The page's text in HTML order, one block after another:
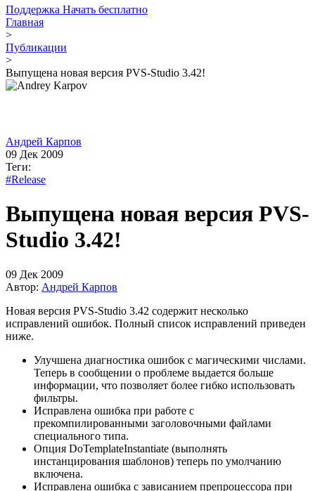
Поддержка Начать бесплатно
Главная
>
Публикации
>
Выпущена новая версия PVS-Studio 3.42!
Андрей Карпов
09 Дек 2009
Теги:
#Release
Выпущена новая версия PVS-
Studio 3.42!
09 Дек 2009
Автор: Андрей Карпов
Новая версия PVS-Studio 3.42 содержит несколько
исправлений ошибок. Полный список исправлений приведен
ниже.
Улучшена диагностика ошибок с магическими числами.
Теперь в сообщении о проблеме выдается больше
информации, что позволяет более гибко использовать
фильтры.
Исправлена ошибка при работе с
прекомпилированными заголовочными файлами
специального типа.
Опция DoTemplateInstantiate (выполнять
инстанцирования шаблонов) теперь по умолчанию
включена.
Исправлена ошибка с зависанием препроцессора при